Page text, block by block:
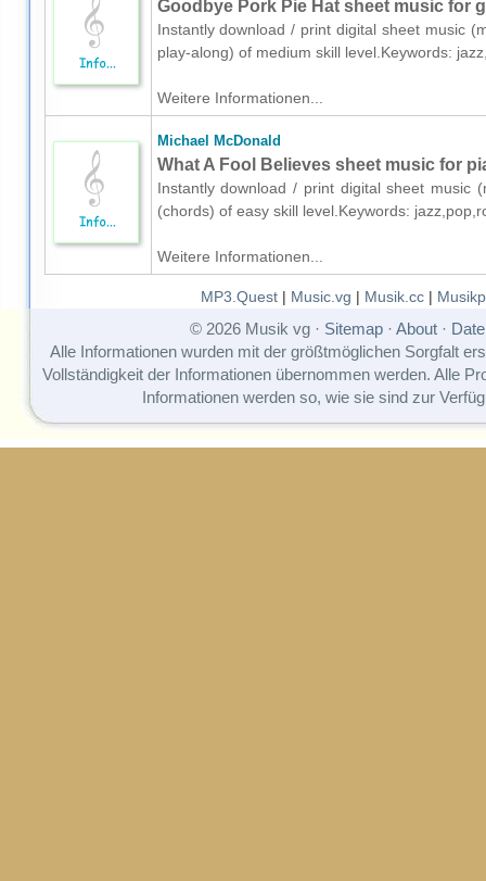
Goodbye Pork Pie Hat sheet music for
Instantly download / print digital sheet music
play-along) of medium skill level.Keywords:
Weitere Informationen...
Michael McDonald
What A Fool Believes sheet music for
Instantly download / print digital sheet music
(chords) of easy skill level.Keywords:
Weitere Informationen...
MP3.Quest| Music.vg | Musik.cc|
© 2026 Musik vg · Sitemap· About·
Alle Informationen wurden mit der größtmöglichen Sorgfalt
Vollständigkeit der Informationen übernommen werden. Alle
Informationen werden so, wie sie sind zur